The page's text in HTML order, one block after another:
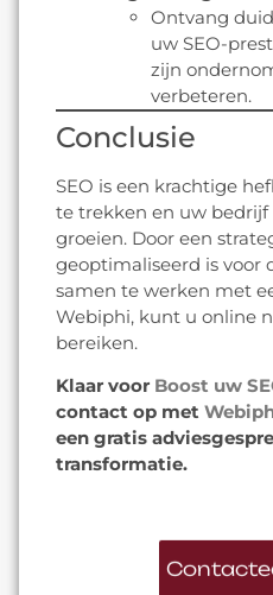
Ontvang
uw SEO-
zijn
verbeteren.
Conclusie
SEO is een krachtige
te trekken en uw bedrijf
groeien. Door een
geoptimaliseerd is voor
samen te werken met
Webiphi, kunt u online
bereiken.
Klaar voor Boost uw
contact op met
een gratis
transformatie.